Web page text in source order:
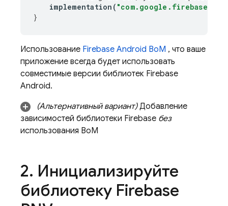
implementation (
}
Использование Firebase Android BoM , что ваше
приложение всегда будет использовать
совместимые версии библиотек Firebase
Android.
(Альтернативный вариант)Добавление
зависимостей библиотеки Firebase без
использования BoM
2. Инициализируйте
библиотеку Firebase